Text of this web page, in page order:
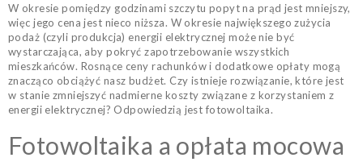
W okresie pomiędzy godzinami szczytu popyt na prąd jest mniejszy,
więc jego cena jest nieco niższa. W okresie największego zużycia
podaż (czyli produkcja) energii elektrycznej może nie być
wystarczająca, aby pokryć zapotrzebowanie wszystkich
mieszkańców. Rosnące ceny rachunków i dodatkowe opłaty mogą
znacząco obciążyć nasz budżet. Czy istnieje rozwiązanie, które jest
w stanie zmniejszyć nadmierne koszty związane z korzystaniem z
energii elektrycznej? Odpowiedzią jest fotowoltaika.
Fotowoltaika a opłata mocowa